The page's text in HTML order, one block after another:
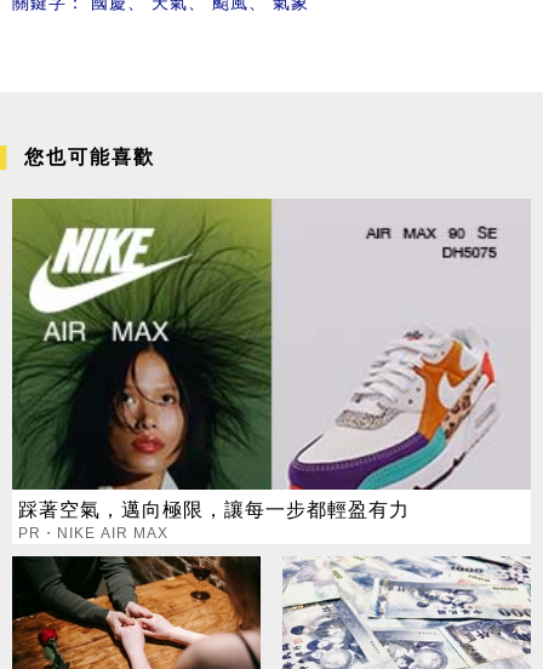
您也可能喜歡
踩著空氣，邁向極限，讓每一步都輕盈有力
PR・NIKE AIR MAX